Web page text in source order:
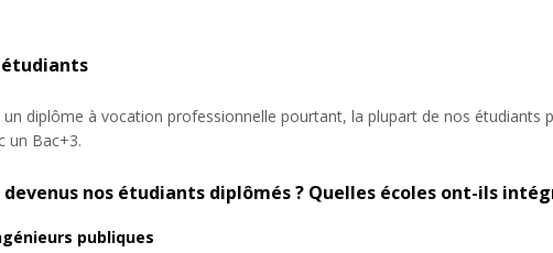
étudiants
un diplôme à vocation professionnelle pourtant, la plupart de nos
un Bac+3.
devenus nos étudiants diplômés ? Quelles écoles ont-ils
publiques